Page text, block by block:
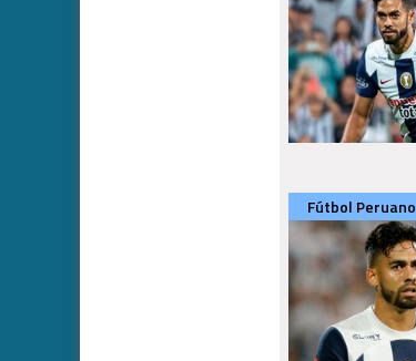
Fútbol Peruano